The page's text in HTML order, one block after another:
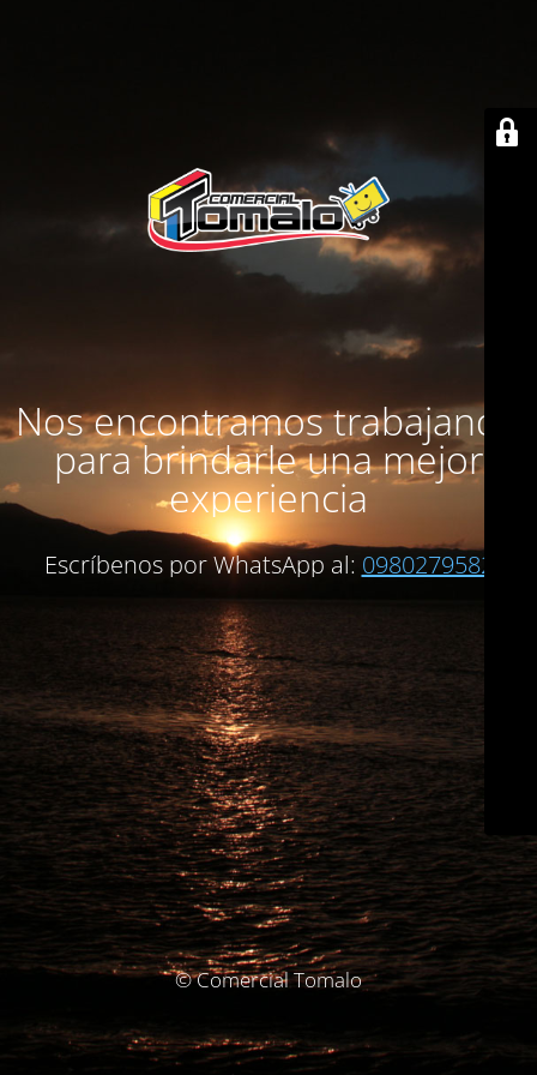
Nos encontramos trabajando
para brindarle una mejor
experiencia
Escríbenos por WhatsApp al: 0980279582
© Comercial Tomalo